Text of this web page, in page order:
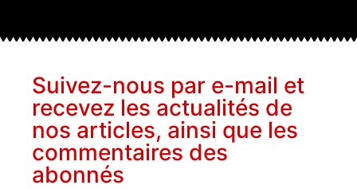
Suivez-nous par e-mail et
recevez les actualités de
nos articles, ainsi que les
commentaires des
abonnés